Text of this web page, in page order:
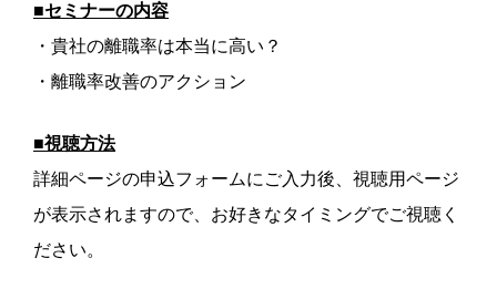
■セミナーの内容
・貴社の離職率は本当に高い？
・離職率改善のアクション
■視聴方法
詳細ページの申込フォームにご入力後、視聴用ページ
が表示されますので、お好きなタイミングでご視聴く
ださい。